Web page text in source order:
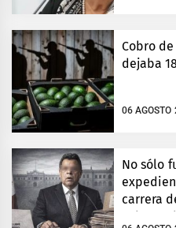
Cobro
dejaba
06 AGOSTO
No sólo
carrera